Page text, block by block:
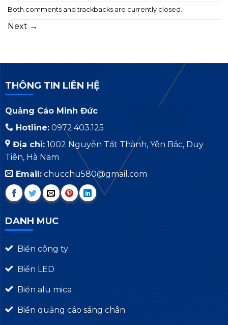
Both comments and trackbacks are currently closed.
Next →
THÔNG TIN LIÊN HỆ
Quảng Cáo Minh Đức
Hotline:0972.403.125
Địa chỉ:1002 Nguyễn Tất Thành, Yên Bắc, Duy
Tiên, Hà Nam
Email:chucchu580@gmail.com
DANH MUC
Biển công ty
Biển LED
Biển alu mica
Biển quảng cáo sáng chân